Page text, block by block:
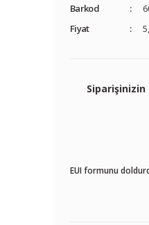
Barkod
Fiyat
Siparişinizin
EUI formunu